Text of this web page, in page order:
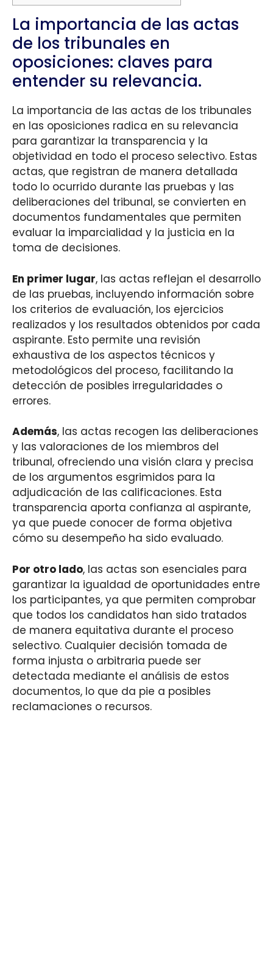
La importancia de las actas
de los tribunales en
oposiciones: claves para
entender su relevancia.
La importancia de las actas de los tribunales
en las oposiciones radica en su relevancia
para garantizar la transparencia y la
objetividad en todo el proceso selectivo. Estas
actas, que registran de manera detallada
todo lo ocurrido durante las pruebas y las
deliberaciones del tribunal, se convierten en
documentos fundamentales que permiten
evaluar la imparcialidad y la justicia en la
toma de decisiones.
En primer lugar, las actas reflejan el desarrollo
de las pruebas, incluyendo información sobre
los criterios de evaluación, los ejercicios
realizados y los resultados obtenidos por cada
aspirante. Esto permite una revisión
exhaustiva de los aspectos técnicos y
metodológicos del proceso, facilitando la
detección de posibles irregularidades o
errores.
Además, las actas recogen las deliberaciones
y las valoraciones de los miembros del
tribunal, ofreciendo una visión clara y precisa
de los argumentos esgrimidos para la
adjudicación de las calificaciones. Esta
transparencia aporta confianza al aspirante,
ya que puede conocer de forma objetiva
cómo su desempeño ha sido evaluado.
Por otro lado, las actas son esenciales para
garantizar la igualdad de oportunidades entre
los participantes, ya que permiten comprobar
que todos los candidatos han sido tratados
de manera equitativa durante el proceso
selectivo. Cualquier decisión tomada de
forma injusta o arbitraria puede ser
detectada mediante el análisis de estos
documentos, lo que da pie a posibles
reclamaciones o recursos.